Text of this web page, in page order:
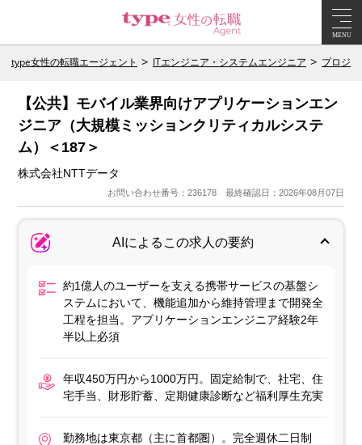
MENU
type女性の転職エージェント ITエンジニア・システムエンジニア プロジ
【公共】モバイル業界向けアプリケーションエン
ジニア（大規模ミッションクリティカルシステ
ム）＜187＞
株式会社NTTデータ
お問い合わせ番号：236178 最終確認日：2026年08月07日
AIによるこの求人の要約
約1億人のユーザーを支える携帯サービスの基盤シ
ステムにおいて、機能追加から維持管理まで開発全
工程を担当。アプリケーションエンジニア経験2年
半以上必須
年収450万円から1000万円。固定給制で、社宅、住
宅手当、財形貯蓄、定期健康診断など福利厚生充実
勤務地は東京都（主に首都圏）。完全週休二日制